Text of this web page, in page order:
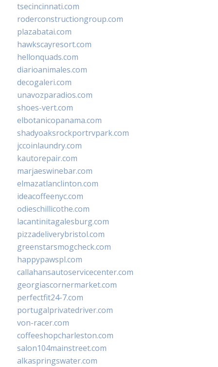
tsecincinnati.com
roderconstructiongroup.com
plazabatai.com
hawkscayresort.com
hellonquads.com
diarioanimales.com
decogaleri.com
unavozparadios.com
shoes-vert.com
elbotanicopanama.com
shadyoaksrockportrvpark.com
jccoinlaundry.com
kautorepair.com
marjaeswinebar.com
elmazatlanclinton.com
ideacoffeenyc.com
odieschillicothe.com
lacantinitagalesburg.com
pizzadeliverybristol.com
greenstarsmogcheck.com
happypawspl.com
callahansautoservicecenter.com
georgiascornermarket.com
perfectfit24-7.com
portugalprivatedriver.com
von-racer.com
coffeeshopcharleston.com
salon104mainstreet.com
alkaspringswater.com